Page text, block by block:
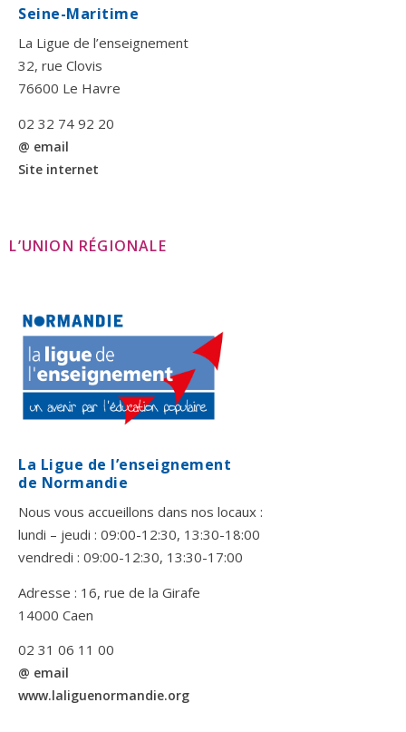
Seine-Maritime
La Ligue de l’enseignement
32, rue Clovis
76600 Le Havre
02 32 74 92 20
@ email
Site internet
L’UNION RÉGIONALE
La Ligue de l’enseignement
de Normandie
Nous vous accueillons dans nos locaux :
lundi – jeudi : 09:00-12:30, 13:30-18:00
vendredi : 09:00-12:30, 13:30-17:00
Adresse : 16, rue de la Girafe
14000 Caen
02 31 06 11 00
@ email
www.laliguenormandie.org